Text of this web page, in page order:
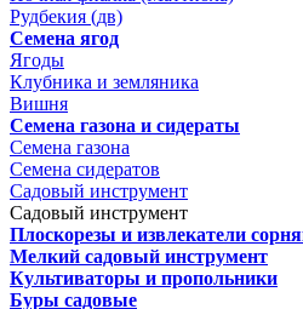
Рудбекия (дв)
Семена ягод
Ягоды
Клубника и земляника
Вишня
Семена газона и сидераты
Семена газона
Семена сидератов
Садовый инструмент
Садовый инструмент
Плоскорезы и извлекатели
Мелкий садовый инструмент
Культиваторы и пропольники
Буры садовые